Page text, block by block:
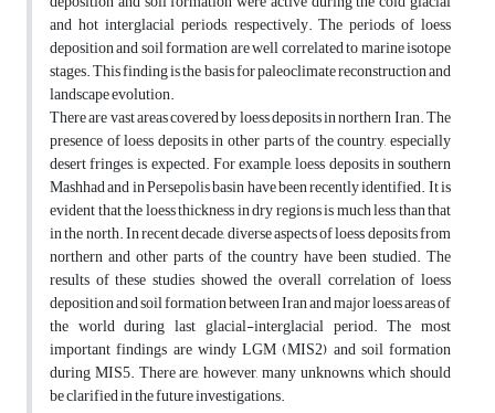
and hot interglacial periods, respectively. The periods of loess
deposition and soil formation are well correlated to marine isotope
stages. This finding is the basis for paleoclimate reconstruction and
landscape evolution.
There are vast areas covered by loess deposits in northern Iran. The
presence of loess deposits in other parts of the country, especially
desert fringes, is expected. For example, loess deposits in southern
Mashhad and in Persepolis basin have been recently identified. It is
evident that the loess thickness in dry regions is much less than that
in the north. In recent decade, diverse aspects of loess deposits from
northern and other parts of the country have been studied. The
results of these studies showed the overall correlation of loess
deposition and soil formation between Iran and major loess areas of
the world during last glacial-interglacial period. The most
important findings are windy LGM (MIS2) and soil formation
during MIS5. There are, however, many unknowns, which should
be clarified in the future investigations.